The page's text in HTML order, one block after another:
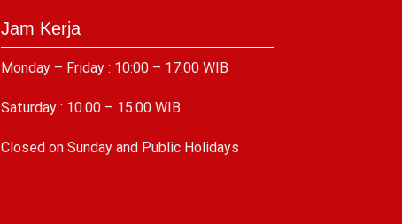
Jam Kerja
Monday – Friday : 10:00 – 17:00 WIB
Saturday : 10.00 – 15.00 WIB
Closed on Sunday and Public Holidays